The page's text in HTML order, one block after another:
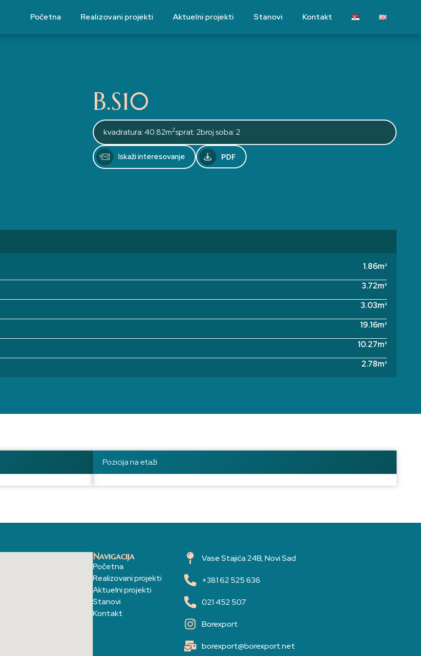
Početna Realizovani projekti Aktuelni projekti Stanovi Kontakt
B.S10
kvadratura: 40.82m2sprat: 2broj soba: 2
Iskaži interesovanje PDF
1.86m²
3.72m²
3.03m²
19.16m²
10.27m²
2.78m²
Pozicija na etaži
Navigacija
Početna
Realizovani projekti
Aktuelni projekti
Stanovi
Kontakt
Vase Stajića 24B, Novi Sad
+381 62 525 636
021 452 507
Borexport
borexport@borexport.net